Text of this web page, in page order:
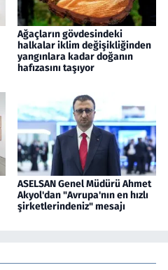
Ağaçların gövdesindeki
halkalar iklim değişikliğinden
yangınlara kadar doğanın
hafızasını taşıyor
ASELSAN Genel Müdürü Ahmet
Akyol'dan "Avrupa'nın en hızlı
şirketlerindeniz" mesajı